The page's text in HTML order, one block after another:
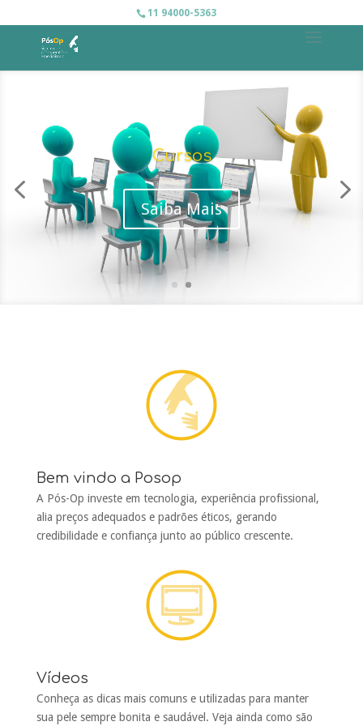
11 94000-5363
Cursos
Saiba Mais
Bem vindo a Posop
A Pós-Op investe em tecnologia, experiência profissional,
alia preços adequados e padrões éticos, gerando
credibilidade e confiança junto ao público crescente.
Vídeos
Conheça as dicas mais comuns e utilizadas para manter
sua pele sempre bonita e saudável. Veja ainda como são